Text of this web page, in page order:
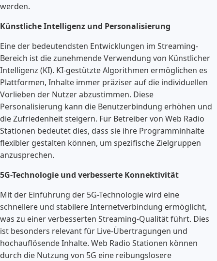
werden.
Künstliche Intelligenz und Personalisierung
Eine der bedeutendsten Entwicklungen im Streaming-
Bereich ist die zunehmende Verwendung von Künstlicher
Intelligenz (KI). KI-gestützte Algorithmen ermöglichen es
Plattformen, Inhalte immer präziser auf die individuellen
Vorlieben der Nutzer abzustimmen. Diese
Personalisierung kann die Benutzerbindung erhöhen und
die Zufriedenheit steigern. Für Betreiber von Web Radio
Stationen bedeutet dies, dass sie ihre Programminhalte
flexibler gestalten können, um spezifische Zielgruppen
anzusprechen.
5G-Technologie und verbesserte Konnektivität
Mit der Einführung der 5G-Technologie wird eine
schnellere und stabilere Internetverbindung ermöglicht,
was zu einer verbesserten Streaming-Qualität führt. Dies
ist besonders relevant für Live-Übertragungen und
hochauflösende Inhalte. Web Radio Stationen können
durch die Nutzung von 5G eine reibungslosere